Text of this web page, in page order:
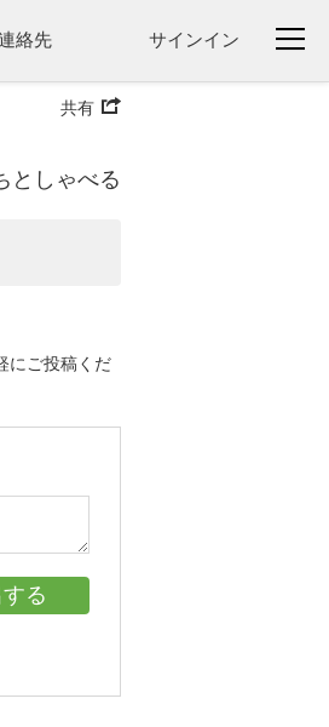
絡先 サインイン
共有
としゃべる
にご投稿くだ